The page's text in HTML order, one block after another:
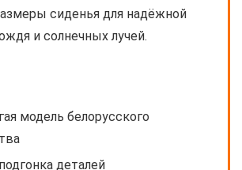
сиденья для надёжной
и солнечных лучей.
модель белорусского
деталей